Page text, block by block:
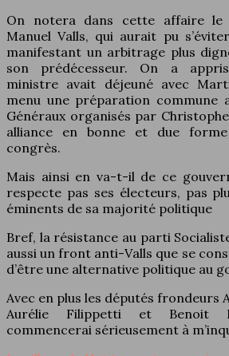
On notera dans cette affaire le
Manuel Valls, qui aurait pu
manifestant un arbitrage plus
son prédécesseur. On a
ministre avait déjeuné avec
menu une préparation commune
Généraux organisés par
alliance en bonne et due
congrès.
Mais ainsi en va-t-il de ce
respecte pas ses électeurs, pas
éminents de sa majorité politique
Bref, la résistance au parti
aussi un front anti-Valls que se
d’être une alternative politique au
Avec en plus les députés frondeurs
Aurélie Filippetti et Benoit
commencerai sérieusement à